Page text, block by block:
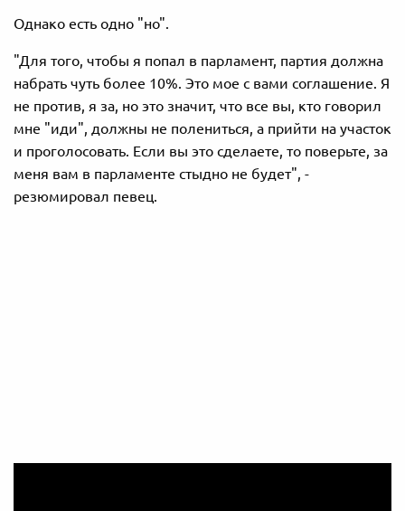
Однако есть одно "но".
"Для того, чтобы я попал в парламент, партия должна
набрать чуть более 10%. Это мое с вами соглашение. Я
не против, я за, но это значит, что все вы, кто говорил
мне "иди", должны не полениться, а прийти на участок
и проголосовать. Если вы это сделаете, то поверьте, за
меня вам в парламенте стыдно не будет", -
резюмировал певец.